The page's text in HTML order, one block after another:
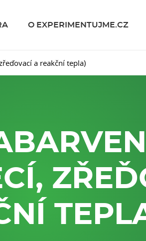
O EXPERIMENTUJME.CZ
a reakční tepla)